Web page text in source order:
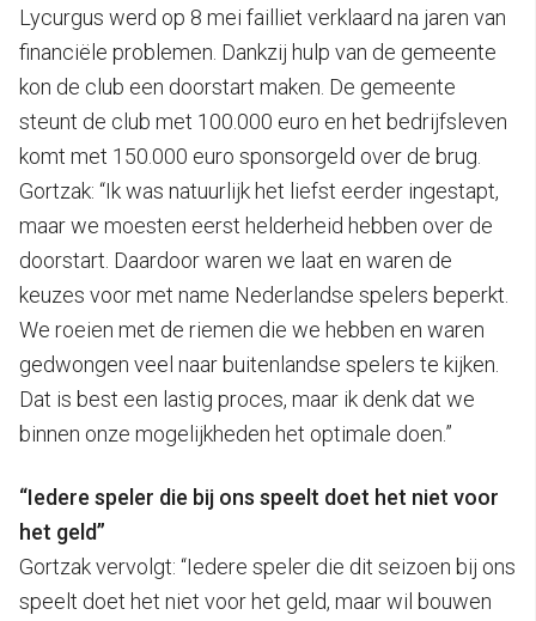
Lycurgus werd op 8 mei failliet verklaard na jaren van
financiële problemen. Dankzij hulp van de gemeente
kon de club een doorstart maken. De gemeente
steunt de club met 100.000 euro en het bedrijfsleven
komt met 150.000 euro sponsorgeld over de brug.
Gortzak: “Ik was natuurlijk het liefst eerder ingestapt,
maar we moesten eerst helderheid hebben over de
doorstart. Daardoor waren we laat en waren de
keuzes voor met name Nederlandse spelers beperkt.
We roeien met de riemen die we hebben en waren
gedwongen veel naar buitenlandse spelers te kijken.
Dat is best een lastig proces, maar ik denk dat we
binnen onze mogelijkheden het optimale doen.”
“Iedere speler die bij ons speelt doet het niet voor
het geld”
Gortzak vervolgt: “Iedere speler die dit seizoen bij ons
speelt doet het niet voor het geld, maar wil bouwen